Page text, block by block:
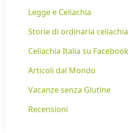
Legge e Celiachia
Storie di ordinaria celiachia
Celiachia Italia su Facebook
Articoli dal Mondo
Vacanze senza Glutine
Recensioni